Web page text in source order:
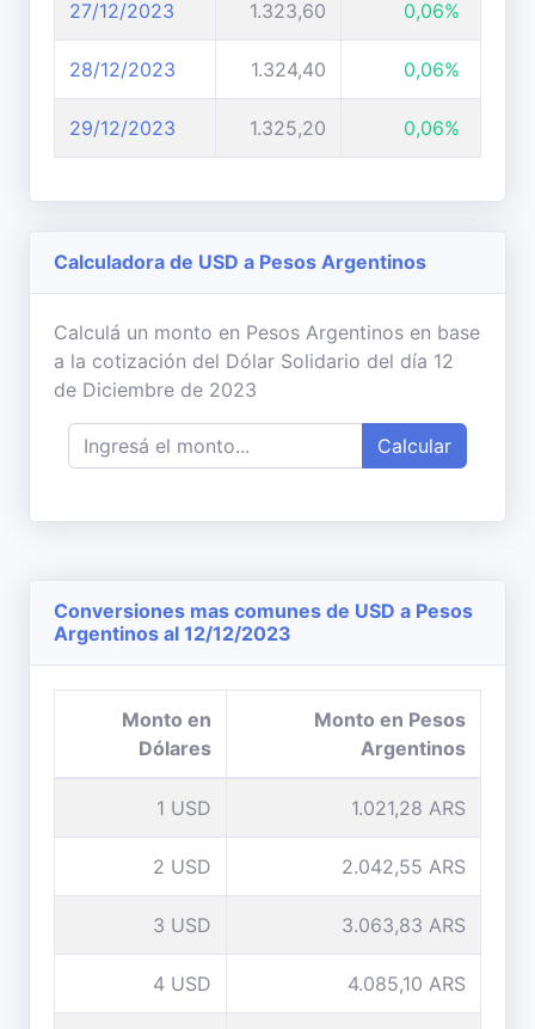
27/12/2023 1.323,60 0,06%
28/12/2023 1.324,40 0,06%
29/12/2023 1.325,20 0,06%
Calculadora de USD a Pesos Argentinos
Calculá un monto en Pesos Argentinos en base
a la cotización del Dólar Solidario del día 12
de Diciembre de 2023
Calcular
Conversiones mas comunes de USD a Pesos
Argentinos al 12/12/2023
Monto en
Dólares
Monto en Pesos
Argentinos
1 USD 1.021,28 ARS
2 USD 2.042,55 ARS
3 USD 3.063,83 ARS
4 USD 4.085,10 ARS